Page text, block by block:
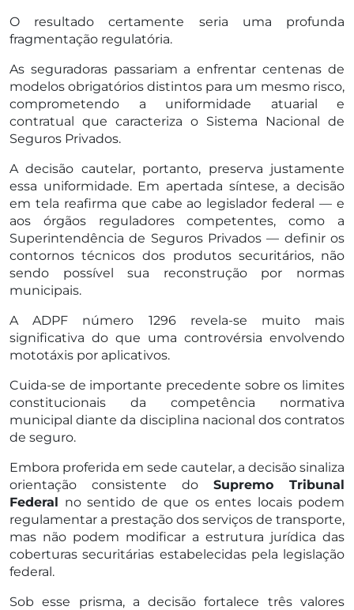
O resultado certamente seria uma profunda
fragmentação regulatória.
As seguradoras passariam a enfrentar centenas de
modelos obrigatórios distintos para um mesmo risco,
comprometendo a uniformidade atuarial e
contratual que caracteriza o Sistema Nacional de
Seguros Privados.
A decisão cautelar, portanto, preserva justamente
essa uniformidade. Em apertada síntese, a decisão
em tela reafirma que cabe ao legislador federal — e
aos órgãos reguladores competentes, como a
Superintendência de Seguros Privados — definir os
contornos técnicos dos produtos securitários, não
sendo possível sua reconstrução por normas
municipais.
A ADPF número 1296 revela-se muito mais
significativa do que uma controvérsia envolvendo
mototáxis por aplicativos.
Cuida-se de importante precedente sobre os limites
constitucionais da competência normativa
municipal diante da disciplina nacional dos contratos
de seguro.
Embora proferida em sede cautelar, a decisão sinaliza
orientação consistente do Supremo Tribunal
Federal no sentido de que os entes locais podem
regulamentar a prestação dos serviços de transporte,
mas não podem modificar a estrutura jurídica das
coberturas securitárias estabelecidas pela legislação
federal.
Sob esse prisma, a decisão fortalece três valores